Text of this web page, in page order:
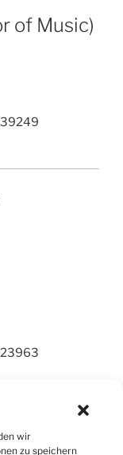
wir
zu speichern
of Music)